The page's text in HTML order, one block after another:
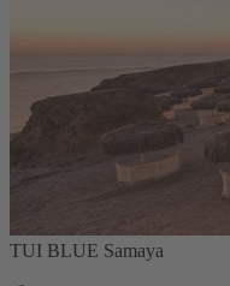
TUI BLUE Samaya